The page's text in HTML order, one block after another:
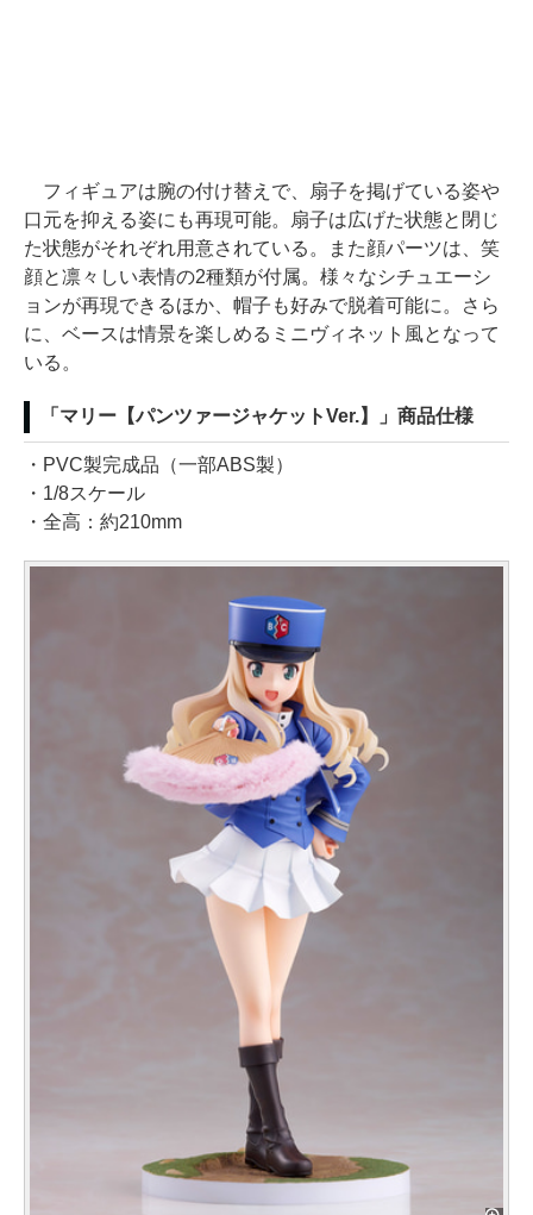
フィギュアは腕の付け替えで、扇子を掲げている姿や
口元を抑える姿にも再現可能。扇子は広げた状態と閉じ
た状態がそれぞれ用意されている。また顔パーツは、笑
顔と凛々しい表情の2種類が付属。様々なシチュエーシ
ョンが再現できるほか、帽子も好みで脱着可能に。さら
に、ベースは情景を楽しめるミニヴィネット風となって
いる。
「マリー【パンツァージャケットVer.】」商品仕様
・PVC製完成品（一部ABS製）
・1/8スケール
・全高：約210mm